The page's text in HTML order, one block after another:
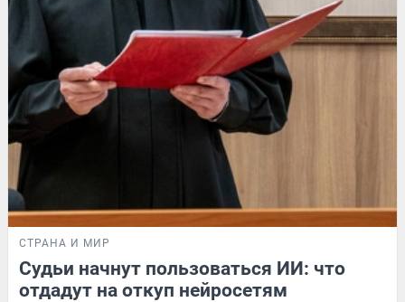
СТРАНА И МИР
Судьи начнут пользоваться ИИ: что
отдадут на откуп нейросетям